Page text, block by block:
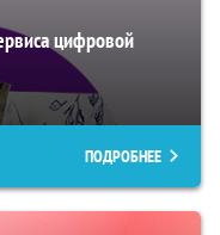
цифровой
ПОДРОБНЕЕ